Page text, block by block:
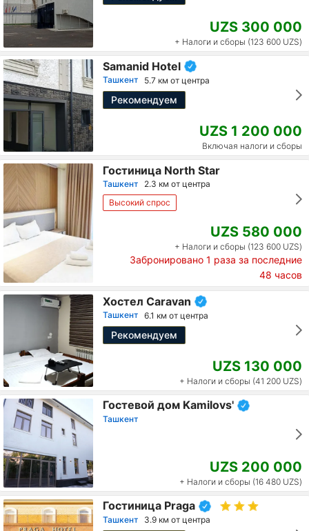
UZS 300 000
+ Налоги и сборы (123 600 UZS)
Samanid Hotel
Ташкент 5.7 км от центра
Рекомендуем
UZS 1 200 000
Включая налоги и сборы
Гостиница North Star
Ташкент
2.3 км от центра
Высокий спрос
UZS 580 000
+ Налоги и сборы (123 600 UZS)
Забронировано 1 раза за последние
48 часов
Хостел Caravan
Ташкент 6.1 км от центра
Рекомендуем
UZS 130 000
+ Налоги и сборы (41 200 UZS)
Гостевой дом Kamilovs'
Ташкент
UZS 200 000
+ Налоги и сборы (16 480 UZS)
Гостиница Praga
Ташкент 3.9 км от центра